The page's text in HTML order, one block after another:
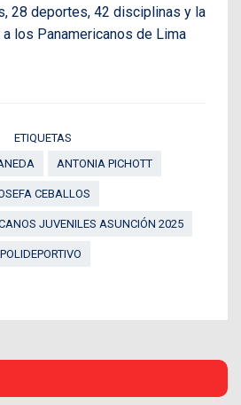
28 deportes, 42 disciplinas y la
los Panamericanos de Lima
ETIQUETAS
ANTONIA PICHOTT
CEBALLOS
JUVENILES ASUNCIÓN 2025
POLIDEPORTIVO